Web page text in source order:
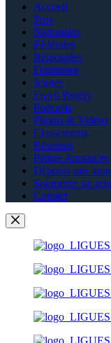
Accueil
Pros
Nationales
Fédérales
Régionales
Féminines
Jeunes
Esprit Rugby
Podcasts
Photos & Vidéos
Classements
Résultats
Petites Annonces
Déposer une
Soumettre un
Contact